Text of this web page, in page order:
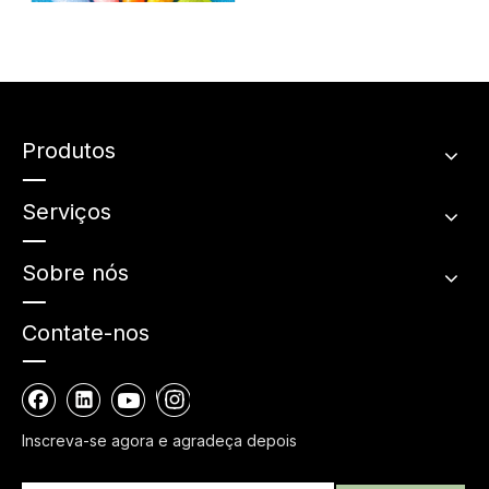
Quais são as
Produtos
Serviços
Sobre nós
Contate-nos
Inscreva-se agora e agradeça depois